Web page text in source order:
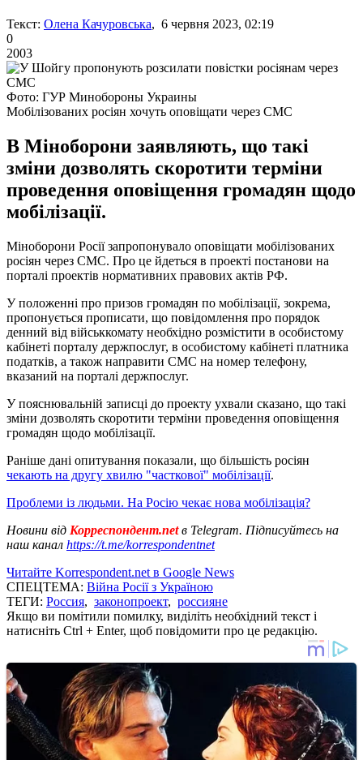
Текст: Олена Качуровська, 6 червня 2023, 02:19
0
2003
Фото: ГУР Минобороны Украины
Мобілізованих росіян хочуть оповіщати через СМС
В Міноборони заявляють, що такі
зміни дозволять скоротити терміни
проведення оповіщення громадян щодо
мобілізації.
Міноборони Росії запропонувало оповіщати мобілізованих
росіян через СМС. Про це йдеться в проекті постанови на
порталі проектів нормативних правових актів РФ.
У положенні про призов громадян по мобілізації, зокрема,
пропонується прописати, що повідомлення про порядок
денний від військкомату необхідно розмістити в особистому
кабінеті порталу держпослуг, в особистому кабінеті платника
податків, а також направити СМС на номер телефону,
вказаний на порталі держпослуг.
У пояснювальній записці до проекту ухвали сказано, що такі
зміни дозволять скоротити терміни проведення оповіщення
громадян щодо мобілізації.
Раніше дані опитування показали, що більшість росіян
чекають на другу хвилю "часткової" мобілізації.
Проблеми із людьми. На Росію чекає нова мобілізація?
Новини від Корреспондент.netв Telegram. Підписуйтесь на
наш канал https://t.me/korrespondentnet
Читайте Korrespondent.net в Google News
СПЕЦТЕМА: Війна Росії з Україною
ТЕГИ: Россия, законопроект, россияне
Якщо ви помітили помилку, виділіть необхідний текст і
натисніть Ctrl + Enter, щоб повідомити про це редакцію.